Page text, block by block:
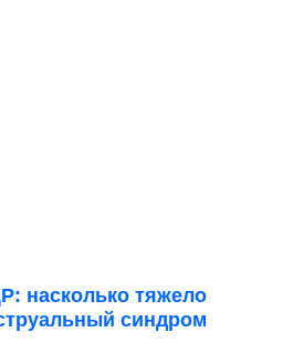
насколько тяжело
синдром